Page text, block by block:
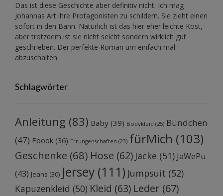
Das ist diese Geschichte aber definitiv nicht. Ich mag
Johannas Art ihre Protagonisten zu schildern. Sie zieht einen
sofort in den Bann. Natürlich ist das hier eher leichte Kost,
aber trotzdem ist sie nicht seicht sondern wirklich gut
geschrieben. Der perfekte Roman um einfach mal
abzuschalten.
Schlagwörter
Anleitung (83) Baby (39) Bodykleid (25) Bündchen
(47) Ebook (36) Errungenschaften (23) fürMich (103)
Geschenke (68) Hose (62) Jacke (51) JaWePu
(43) Jeans (30) Jersey (111) Jumpsuit (52)
Kapuzenkleid (50) Kleid (63) Leder (67)